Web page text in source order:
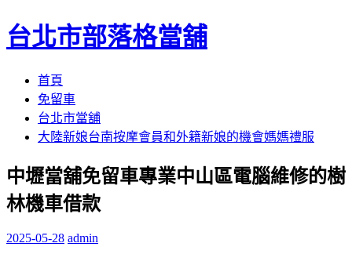
台北市部落格當舖
首頁
免留車
台北市當舖
大陸新娘台南按摩會員和外籍新娘的機會媽媽禮服
中壢當舖免留車專業中山區電腦維修的樹
林機車借款
2025-05-28 admin